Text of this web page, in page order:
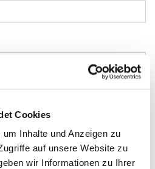
Cookies
Inhalte und Anzeigen zu
auf unsere Website zu
wir Informationen zu Ihrer